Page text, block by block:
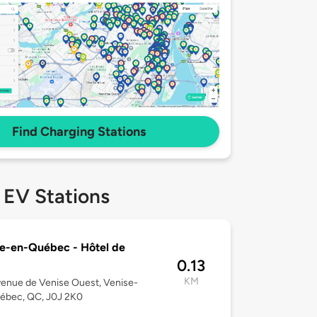
Find Charging Stations
Stations
en-Québec - Hôtel de
de Venise Ouest, Venise-
QC, J0J 2K0
0.13
KM